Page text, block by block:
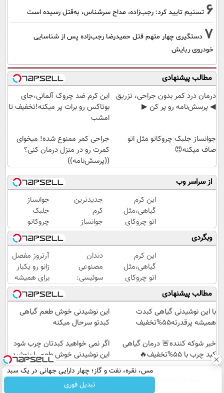
6 تسنیم تایید کرد: رجب‌زاده، مداح سرشناس، به‌قتل رسیده است
7 دستگیری چهار متهم قتل حمیدرضا رجب‌زاده پس از شناسایی
خودروی ربایش
مطالب پیشنهادی
درمان درد کمر بدون جراحی، تزریق
◀ پرسش‌نامه رو پر کن ▶
این کرم ضد چروک آلمانی،جای
بوتاکس رو برات پر میکنه!تخفیف تا
امشب
جوانساز جلبک چروکاتو مثل اتو
صاف میکنه😍
جراحی کمر ممنوع شده! میخوای
کمرت رو در منزل درمان کنی؟
((پرسش‌نامه))
از سراسر وب
این کرم
گیاهی،مثل
اتو چروکای
پوستتوصاف
میکنه!50%تخفیف
جدیدترین
کرم
جوانساز
حاوی
جلبک
اسپیرولینا!
( لینک
خرید با
تخفیف
ویژه)
جوانساز
جلبک
چروکاتو
مثل اتو
صاف
میکنه
😍
وبگردی
این کرم
گیاهی،مثل
اتو چروکای
پوستتوصاف
میکنه!50%تخفیف
دندان
مصنوعی
سوئیسی:
جدیدترین
فناوری
اروپا،
سبک و
پرداخت
قسطی
آرتروز مفصل
زانو رو یکبار
برای همیشه
درمان کن!
◗پرسش‌نامه◖
مطالب پیشنهادی
با این نوشیدنی گیاهی کبدت
همیشه پرقدرته55%تخفیف
این نوشیدنی خوش طعم گیاهی
کبدتو سرحال میکنه
خبر شوکه کننده🚨 درمان گیاهی
کبد چرب با 55%تخفیف🔥
اگر نمی خواهید کبدتان چرب شود
این نوشیدنی خوش طعم را بنوشید
مس، نقره، نفت و گاز؛ چهار دارایی جهانی در یک سبد
تبدیل فوری
عصر ایران۲ تماس با ما